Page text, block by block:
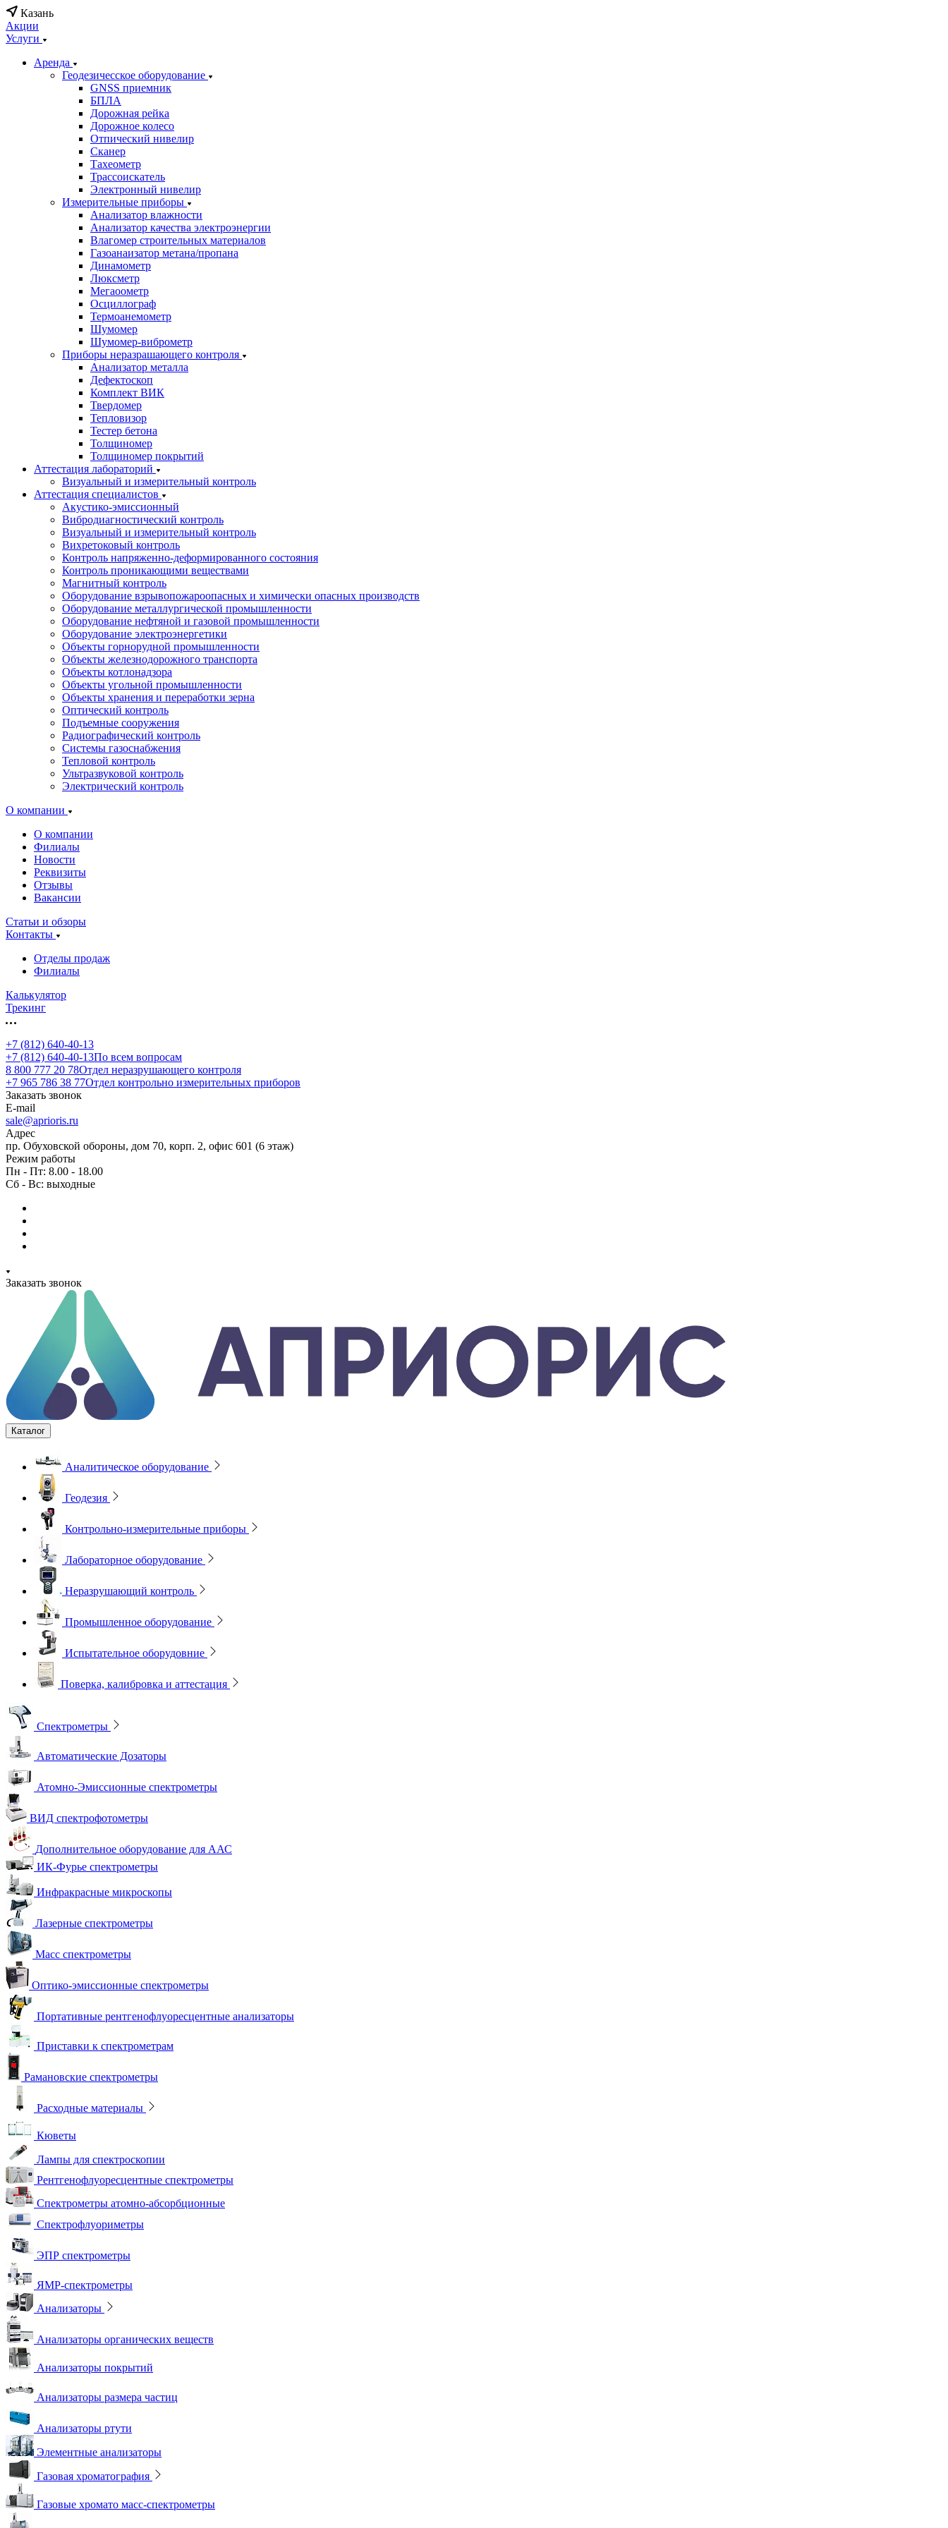
Казань
Акции
Услуги
Аренда
Геодезичесское оборудование
GNSS приемник
БПЛА
Дорожная рейка
Дорожное колесо
Отпический нивелир
Сканер
Тахеометр
Трассоискатель
Электронный нивелир
Измерительные приборы
Анализатор влажности
Анализатор качества электроэнергии
Влагомер строительных материалов
Газоанаизатор метана/пропана
Динамометр
Люксметр
Мегаоометр
Осциллограф
Термоанемометр
Шумомер
Шумомер-виброметр
Приборы неразрашающего контроля
Анализатор металла
Дефектоскоп
Комплект ВИК
Твердомер
Тепловизор
Тестер бетона
Толщиномер
Толщиномер покрытий
Аттестация лабораторий
Визуальный и измерительный контроль
Аттестация специалистов
Акустико-эмиссионный
Вибродиагностический контроль
Визуальный и измерительный контроль
Вихретоковый контроль
Контроль напряженно-деформированного состояния
Контроль проникающими веществами
Магнитный контроль
Оборудование взрывопожароопасных и химически опасных производств
Оборудование металлургической промышленности
Оборудование нефтяной и газовой промышленности
Оборудование электроэнергетики
Объекты горнорудной промышленности
Объекты железнодорожного транспорта
Объекты котлонадзора
Объекты угольной промышленности
Объекты хранения и переработки зерна
Оптический контроль
Подъемные сооружения
Радиографический контроль
Системы газоснабжения
Тепловой контроль
Ультразвуковой контроль
Электрический контроль
О компании
О компании
Филиалы
Новости
Реквизиты
Отзывы
Вакансии
Статьи и обзоры
Контакты
Отделы продаж
Филиалы
Калькулятор
Трекинг
+7 (812) 640-40-13
+7 (812) 640-40-13По всем вопросам
8 800 777 20 78Отдел неразрушающего контроля
+7 965 786 38 77Отдел контрольно измерительных приборов
Заказать звонок
E-mail
sale@aprioris.ru
Адрес
пр. Обуховской обороны, дом 70, корп. 2, офис 601 (6 этаж)
Режим работы
Пн - Пт: 8.00 - 18.00
Сб - Вс: выходные
Заказать звонок
Каталог
Аналитическое оборудование
Геодезия
Контрольно-измерительные приборы
Лабораторное оборудование
Неразрушающий контроль
Промышленное оборудование
Испытательное оборудовние
Поверка, калибровка и аттестация
Спектрометры
Автоматические Дозаторы
Атомно-Эмиссионные спектрометры
ВИД спектрофотометры
Дополнительное оборудование для ААС
ИК-Фурье спектрометры
Инфракрасные микроскопы
Лазерные спектрометры
Масс спектрометры
Оптико-эмиссионные спектрометры
Портативные рентгенофлуоресцентные анализаторы
Приставки к спектрометрам
Рамановские спектрометры
Расходные материалы
Кюветы
Лампы для спектроскопии
Рентгенофлуоресцентные спектрометры
Спектрометры атомно-абсорбционные
Спектрофлуориметры
ЭПР спектрометры
ЯМР-спектрометры
Анализаторы
Анализаторы органических веществ
Анализаторы покрытий
Анализаторы размера частиц
Анализаторы ртути
Элементные анализаторы
Газовая хроматография
Газовые хромато масс-спектрометры